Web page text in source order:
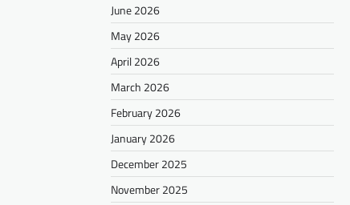
June 2026
May 2026
April 2026
March 2026
February 2026
January 2026
December 2025
November 2025